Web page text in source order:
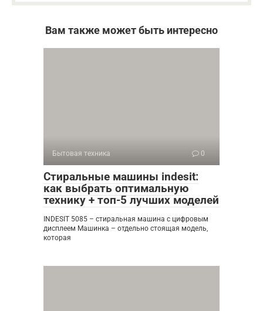
Вам также может быть интересно
Бытовая техника 0
Стиральные машины indesit:
как выбрать оптимальную
технику + топ-5 лучших моделей
INDESIT 5085 – стиральная машина с цифровым
дисплеем Машинка – отдельно стоящая модель,
которая